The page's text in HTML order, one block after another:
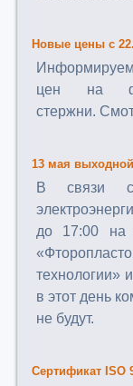
Новые цены с
цен на
стержни.
13 мая выходной
В связи с
до 17:00 на
в этот день
не будут.
Сертификат ISO